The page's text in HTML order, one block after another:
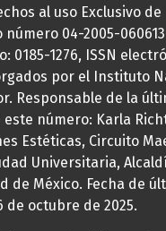
al uso Exclusivo
número 04-2005-
0185-1276, ISSN
por el Instituto
Responsable de la
este número: Karla
Estéticas, Circuito
Universitaria,
de México. Fecha de
de octubre de 2025.